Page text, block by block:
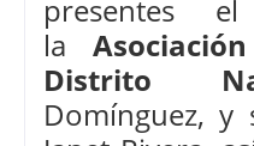
presentes
la
Distrito
Domínguez, y